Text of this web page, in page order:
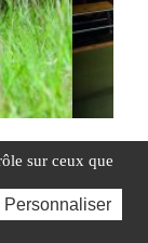
Les
forces
sur ceux que
Personnaliser